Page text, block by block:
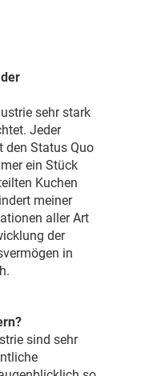
sehr stark
Jeder
den Status Quo
ein Stück
Kuchen
meiner
aller Art
der
in
sind sehr